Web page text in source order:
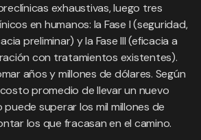
exhaustivas, luego tres
en humanos: la Fase I (seguridad,
preliminar) y la Fase III (eficacia a
con tratamientos existentes).
años y millones de dólares. Según
promedio de llevar un nuevo
superar los mil millones de
los que fracasan en el camino.